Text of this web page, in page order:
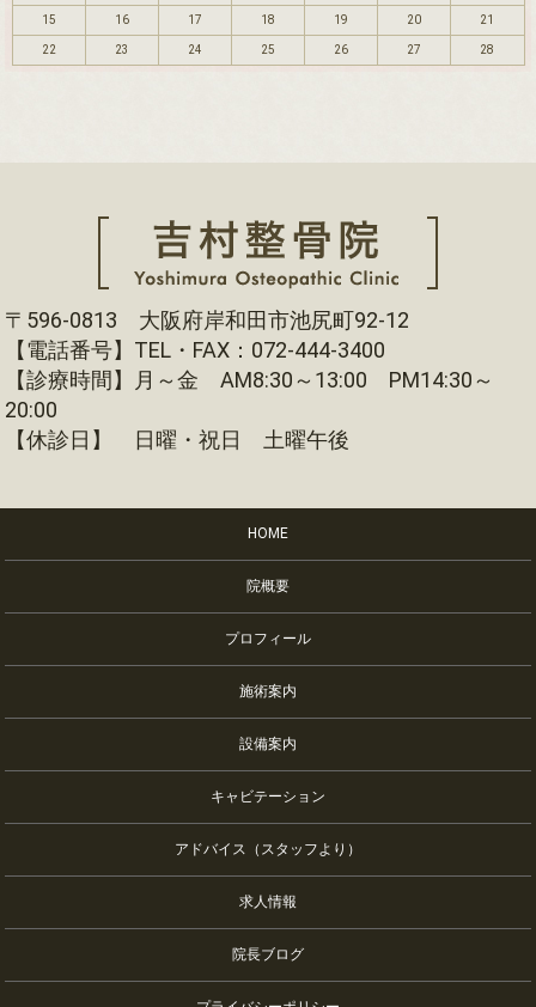
15 16 17 18 19 20 21
22 23 24 25 26 27 28
〒596-0813 大阪府岸和田市池尻町92-12
【電話番号】TEL・FAX：072-444-3400
【診療時間】月～金 AM8:30～13:00 PM14:30～
20:00
【休診日】 日曜・祝日 土曜午後
HOME
院概要
プロフィール
施術案内
設備案内
キャビテーション
アドバイス（スタッフより）
求人情報
院長ブログ